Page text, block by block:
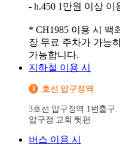
- h.450 1만원 이상 이
* CH1985 이용 시 백
장 무료 주차가 가능
지하철 이용 시
3 호선 압구정역
3호선 압구정역 1번출구.
압구정 교회 뒷편
버스 이용 시